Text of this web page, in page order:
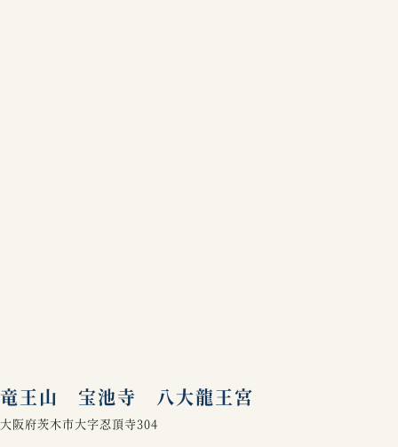
竜王山 宝池寺 八大龍王宮
大阪府茨木市大字忍頂寺304